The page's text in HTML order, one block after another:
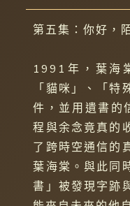
第五集：你好，
1991年，葉海
「貓咪」、「
件，並用遺書的
程與余念竟真的
了跨時空通信的
葉海棠。與此同
書」被發現字跡